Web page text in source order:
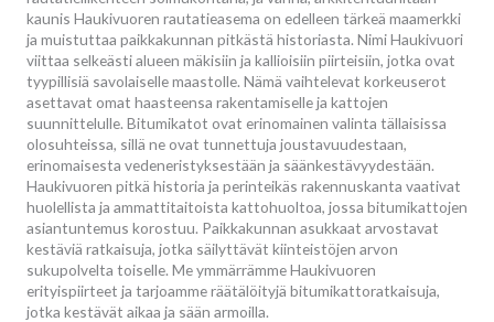
kaunis Haukivuoren rautatieasema on edelleen tärkeä maamerkki
ja muistuttaa paikkakunnan pitkästä historiasta. Nimi Haukivuori
viittaa selkeästi alueen mäkisiin ja kallioisiin piirteisiin, jotka ovat
tyypillisiä savolaiselle maastolle. Nämä vaihtelevat korkeuserot
asettavat omat haasteensa rakentamiselle ja kattojen
suunnittelulle. Bitumikatot ovat erinomainen valinta tällaisissa
olosuhteissa, sillä ne ovat tunnettuja joustavuudestaan,
erinomaisesta vedeneristyksestään ja säänkestävyydestään.
Haukivuoren pitkä historia ja perinteikäs rakennuskanta vaativat
huolellista ja ammattitaitoista kattohuoltoa, jossa bitumikattojen
asiantuntemus korostuu. Paikkakunnan asukkaat arvostavat
kestäviä ratkaisuja, jotka säilyttävät kiinteistöjen arvon
sukupolvelta toiselle. Me ymmärrämme Haukivuoren
erityispiirteet ja tarjoamme räätälöityjä bitumikattoratkaisuja,
jotka kestävät aikaa ja sään armoilla.